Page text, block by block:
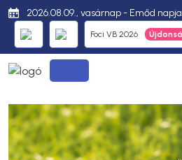
2026.08.09., vasárnap - Emőd napja
Foci VB 2026